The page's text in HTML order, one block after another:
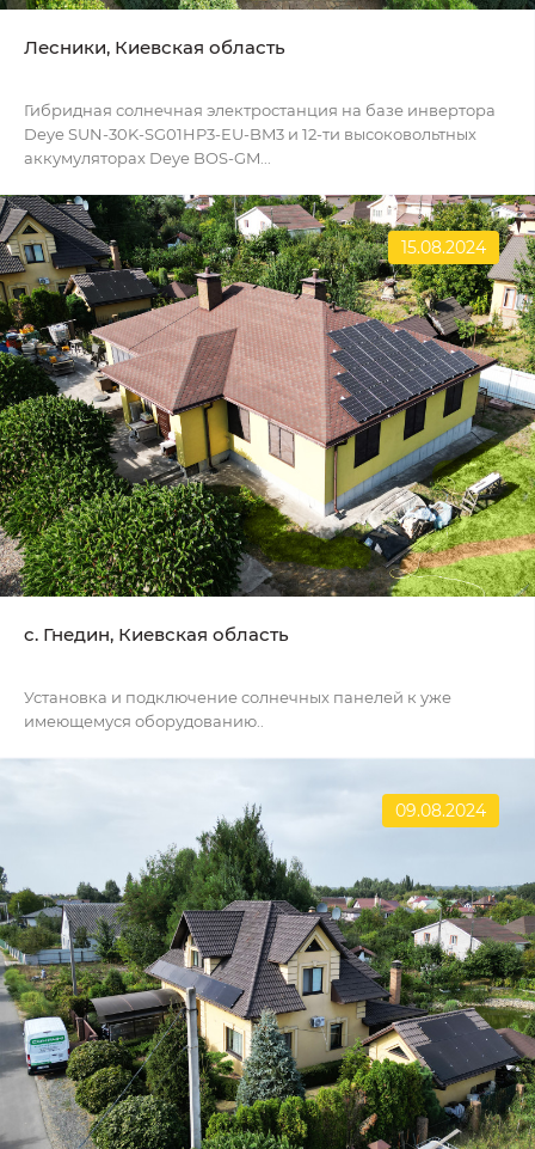
Лесники, Киевская область
Гибридная солнечная электростанция на базе инвертора
Deye SUN-30K-SG01HP3-EU-BM3 и 12-ти высоковольтных
аккумуляторах Deye BOS-GM...
15.08.2024
c. Гнедин, Киевская область
Установка и подключение солнечных панелей к уже
имеющемуся оборудованию..
09.08.2024